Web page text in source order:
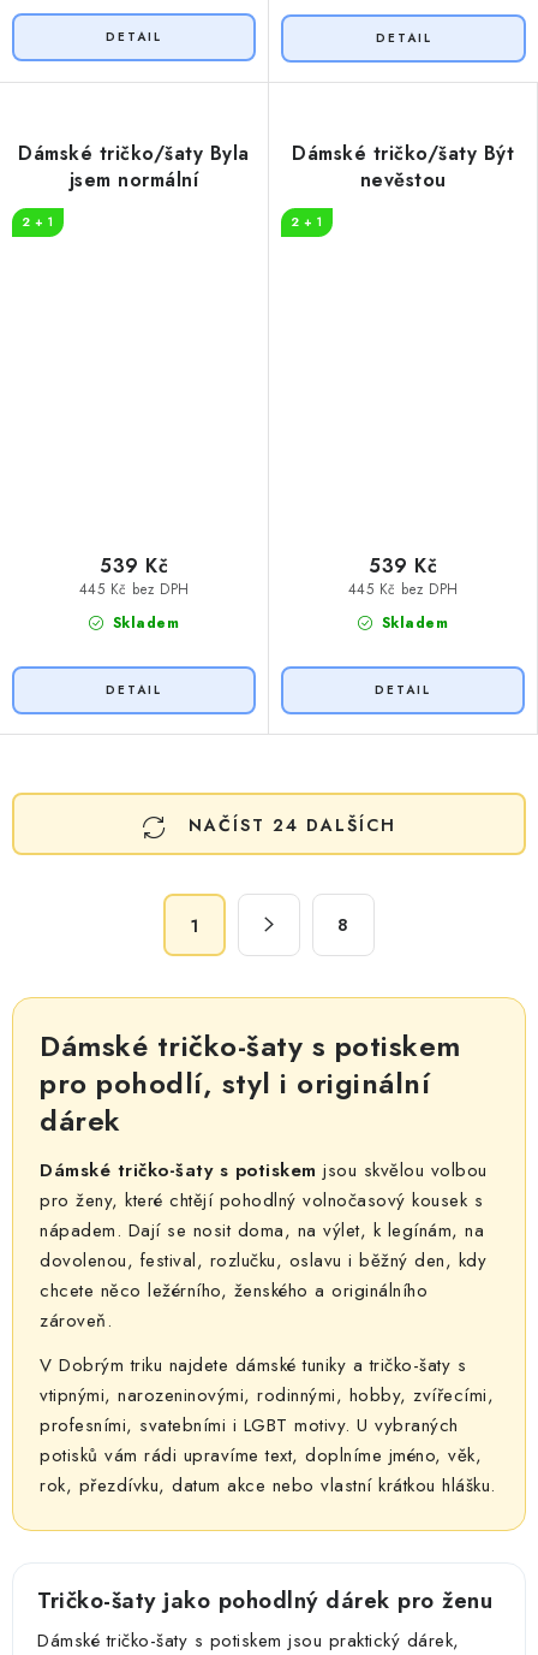
Dámské tričko/šaty Byla
jsem normální
2 + 1
Skladem
445 Kč bez DPH
539 Kč
Dámské tričko/šaty Být
nevěstou
2 + 1
Skladem
445 Kč bez DPH
539 Kč
O
v
c
í
NAČÍST 24 DALŠÍCH
á
n
1 8
Dámské tričko-šaty s potiskem
pro pohodlí, styl i originální
dárek
Dámské tričko-šaty s potiskem jsou skvělou volbou
pro ženy, které chtějí pohodlný volnočasový kousek s
nápadem. Dají se nosit doma, na výlet, k legínám, na
dovolenou, festival, rozlučku, oslavu i běžný den, kdy
chcete něco ležérního, ženského a originálního
zároveň.
V Dobrým triku najdete dámské tuniky a tričko-šaty s
vtipnými, narozeninovými, rodinnými, hobby, zvířecími,
profesními, svatebními i LGBT motivy. U vybraných
potisků vám rádi upravíme text, doplníme jméno, věk,
rok, přezdívku, datum akce nebo vlastní krátkou hlášku.
Tričko-šaty jako pohodlný dárek pro ženu
Dámské tričko-šaty s potiskem jsou praktický dárek,